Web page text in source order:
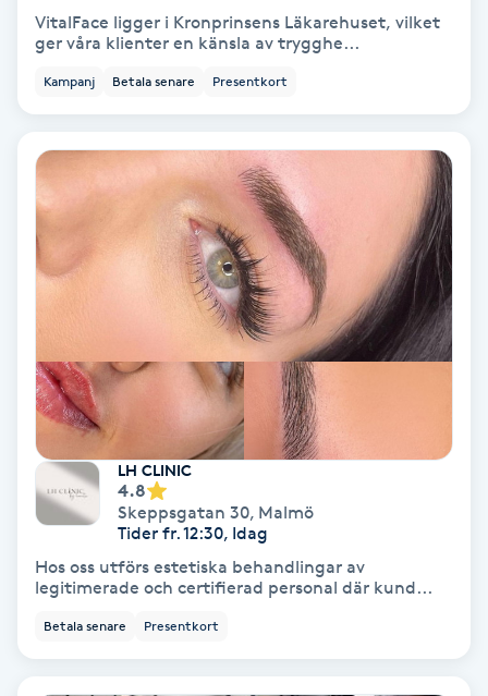
Svensk massage
Svettbehandling
Tuina-massage
Taktil massage
Tandläkare
Tatuering
Tatueringsborttagning
Terapi
Thaimassage
VitalFace ligger i Kronprinsens Läkarehuset, vilket
ger våra klienter en känsla av trygghe...
Kampanj Betala senare Presentkort
LH CLINIC
4.8
Skeppsgatan 30, Malmö
Tider fr. 12:30, Idag
Hos oss utförs estetiska behandlingar av
legitimerade och certifierad personal där kund...
Betala senare Presentkort